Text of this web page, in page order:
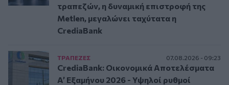
τραπεζών, η δυναμική επιστροφή της
Metlen, μεγαλώνει ταχύτατα η
CrediaBank
ΤΡAΠΕΖΕΣ 07.08.2026 - 09:23
CrediaBank: Οικονομικά Αποτελέσματα
A’ Εξαμήνου 2026 - Υψηλοί ρυθμοί